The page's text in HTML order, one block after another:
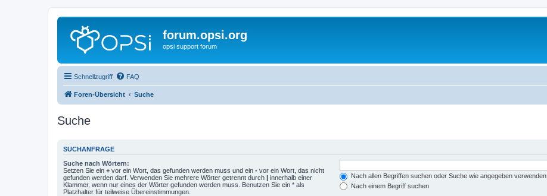
forum.opsi.org
opsi support forum
Schnellzugriff FAQ
Foren-Übersicht Suche
Suche
SUCHANFRAGE
Suche nach Wörtern:
Setzen Sie ein + vor ein Wort, das gefunden werden muss und ein - vor ein Wort, das nicht
gefunden werden darf. Verwenden Sie mehrere Wörter getrennt durch | innerhalb einer
Klammer, wenn nur eines der Wörter gefunden werden muss. Benutzen Sie ein * als
Platzhalter für teilweise Übereinstimmungen.
Nach allen Begriffen suchen oder Suche wie angegeben verwenden
Nach einem Begriff suchen